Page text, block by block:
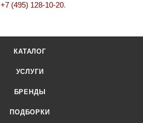
+7 (495) 128-10-20.
КАТАЛОГ
УСЛУГИ
БРЕНДЫ
ПОДБОРКИ